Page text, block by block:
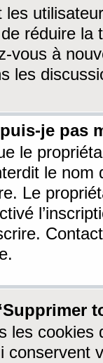
les
réduire la
vous à
les
je pas
le
le nom
Le
les cookies
conservent